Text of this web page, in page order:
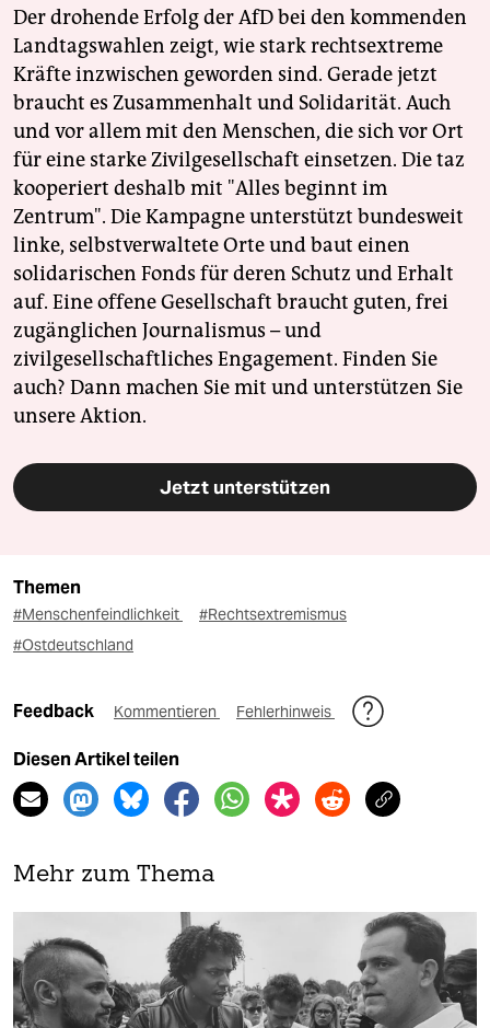
Der drohende Erfolg der AfD bei den kommenden
Landtagswahlen zeigt, wie stark rechtsextreme
Kräfte inzwischen geworden sind. Gerade jetzt
braucht es Zusammenhalt und Solidarität. Auch
und vor allem mit den Menschen, die sich vor Ort
für eine starke Zivilgesellschaft einsetzen. Die taz
kooperiert deshalb mit "Alles beginnt im
Zentrum". Die Kampagne unterstützt bundesweit
linke, selbstverwaltete Orte und baut einen
solidarischen Fonds für deren Schutz und Erhalt
auf. Eine offene Gesellschaft braucht guten, frei
zugänglichen Journalismus – und
zivilgesellschaftliches Engagement. Finden Sie
auch? Dann machen Sie mit und unterstützen Sie
unsere Aktion.
Jetzt unterstützen
Themen
#Menschenfeindlichkeit
#Rechtsextremismus
#Ostdeutschland
Feedback Kommentieren Fehlerhinweis
Diesen Artikel teilen
Mehr zum Thema